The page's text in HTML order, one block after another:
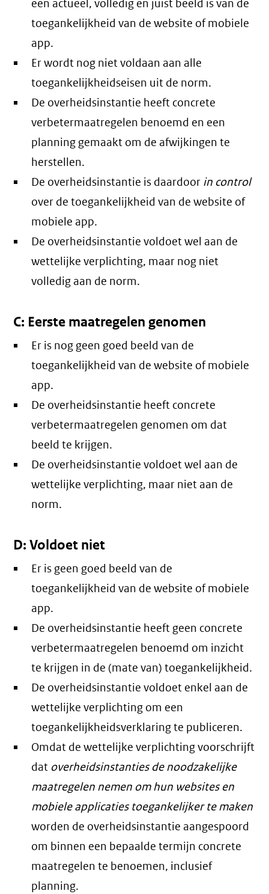
een actueel, volledig en juist beeld is van de
toegankelijkheid van de website of mobiele
app.
Er wordt nog niet voldaan aan alle
toegankelijkheidseisen uit de norm.
De overheidsinstantie heeft concrete
verbetermaatregelen benoemd en een
planning gemaakt om de afwijkingen te
herstellen.
De overheidsinstantie is daardoor in control
over de toegankelijkheid van de website of
mobiele app.
De overheidsinstantie voldoet wel aan de
wettelijke verplichting, maar nog niet
volledig aan de norm.
C: Eerste maatregelen genomen
Er is nog geen goed beeld van de
toegankelijkheid van de website of mobiele
app.
De overheidsinstantie heeft concrete
verbetermaatregelen genomen om dat
beeld te krijgen.
De overheidsinstantie voldoet wel aan de
wettelijke verplichting, maar niet aan de
norm.
D: Voldoet niet
Er is geen goed beeld van de
toegankelijkheid van de website of mobiele
app.
De overheidsinstantie heeft geen concrete
verbetermaatregelen benoemd om inzicht
te krijgen in de (mate van) toegankelijkheid.
De overheidsinstantie voldoet enkel aan de
wettelijke verplichting om een
toegankelijkheidsverklaring te publiceren.
Omdat de wettelijke verplichting voorschrijft
dat overheidsinstanties de noodzakelijke
maatregelen nemen om hun websites en
mobiele applicaties toegankelijker te maken
worden de overheidsinstantie aangespoord
om binnen een bepaalde termijn concrete
maatregelen te benoemen, inclusief
planning.